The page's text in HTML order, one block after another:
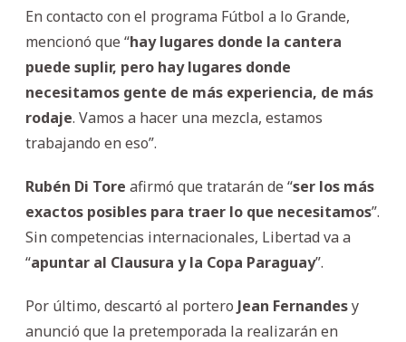
En contacto con el programa Fútbol a lo Grande,
mencionó que “hay lugares donde la cantera
puede suplir, pero hay lugares donde
necesitamos gente de más experiencia, de más
rodaje. Vamos a hacer una mezcla, estamos
trabajando en eso”.
Rubén Di Tore afirmó que tratarán de “ser los más
exactos posibles para traer lo que necesitamos”.
Sin competencias internacionales, Libertad va a
“apuntar al Clausura y la Copa Paraguay”.
Por último, descartó al portero Jean Fernandesy
anunció que la pretemporada la realizarán en